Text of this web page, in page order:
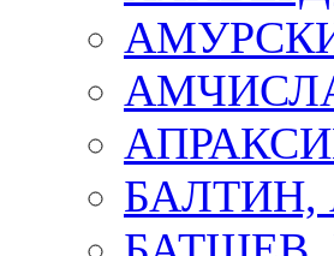
БАЛТИН,